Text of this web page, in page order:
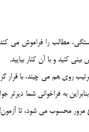
مطالب را فراموش مي
كنيد و با آن كنار بياييد.
روي هم مي چيند، با قرار
به فراخواني شما
محسوب مي شود، تا آزمون!